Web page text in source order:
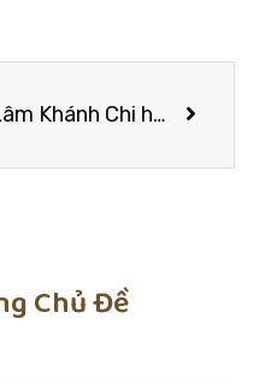
Lâm Khánh Chi hoang mang với 2 bạn nữ quen nhau nhưng không “đụng chạm”
Chủ Đề